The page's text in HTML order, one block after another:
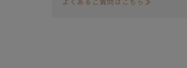
よくあるご質問はこちら≫